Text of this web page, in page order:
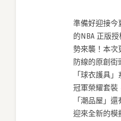
準備好迎接今
的NBA 正版
勢來襲！本次
防線的原創
「球衣護具
冠軍榮耀套裝
「潮品屋」
迎來全新的模